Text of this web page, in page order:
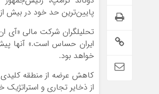
پایین‌ترین حد خود در بیش
تحلیلگران شرکت مالی «آی
خواهد بود.
کاهش عرضه از منطقه کلیدی
از ذخایر تجاری و